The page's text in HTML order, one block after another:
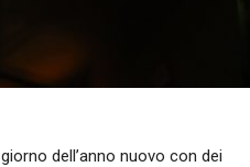
dell’anno nuovo con dei